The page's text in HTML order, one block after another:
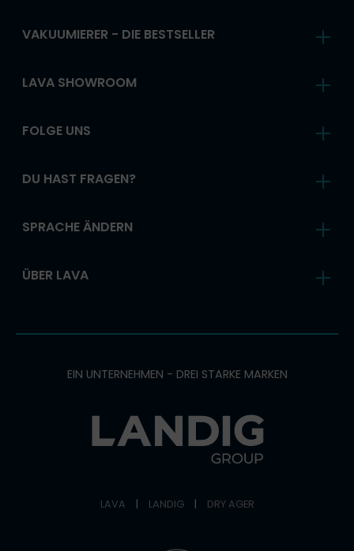
VAKUUMIERER - DIE BESTSELLER
LAVA SHOWROOM
FOLGE UNS
DU HAST FRAGEN?
SPRACHE ÄNDERN
ÜBER LAVA
EIN UNTERNEHMEN - DREI STARKE MARKEN
LAVA | LANDIG | DRY AGER